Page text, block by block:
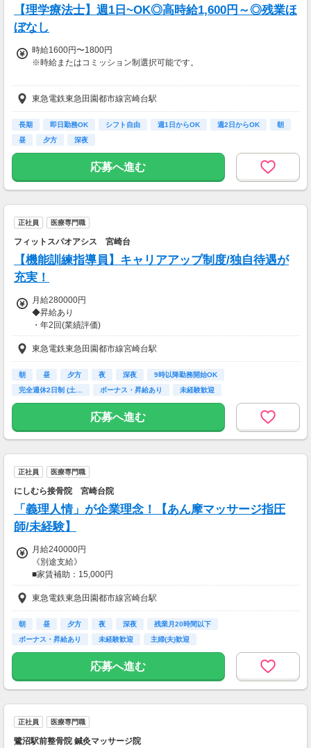
【理学療法士】週1日~OK◎高時給1,600円～◎残業ほ
ぼなし
時給1600円〜1800円
※時給またはコミッション制選択可能です。
◆担当売上×45％以上、通勤費別途支給
◆例：介護保険対応60分(要介護)×5件/1日の場合
8,807円×45％×5件＝19,815円
【交通費】
東急電鉄東急田園都市線宮崎台駅
長期 即日勤務OK シフト自由 週1日からOK 週2日からOK
朝
昼
夕方 深夜
応募へ進む
正社員 医療専門職
フィットスパオアシス 宮崎台
【機能訓練指導員】キャリアアップ制度/独自待遇が
充実！
月給280000円
◆昇給あり
・年2回(業績評価)
◆賞与あり
・年2回(2年目以降/業績評価)
【交通費】
一部支給
東急電鉄東急田園都市線宮崎台駅
朝 昼 夕方 夜 深夜
9時以降勤務開始OK
完全週休2日制 (土…
ボーナス・昇給あり 未経験歓迎
応募へ進む
正社員 医療専門職
にしむら接骨院 宮崎台院
「義理人情」が企業理念！【あん摩マッサージ指圧
師/未経験】
月給240000円
《別途支給》
■家賃補助：15,000円
■家族手当
・配偶者：10,000円
・子ども1人：5,000円
■勤続手当
■昇給：年1回
■試用期間あり(正社員3ヵ月)
期間中は月給：180,000円～
全額支給
東急電鉄東急田園都市線宮崎台駅
朝 昼 夕方 夜 深夜
残業月20時間以下
ボーナス・昇給あり
未経験歓迎 主婦(夫)歓迎
応募へ進む
正社員 医療専門職
鷺沼駅前整骨院 鍼灸マッサージ院